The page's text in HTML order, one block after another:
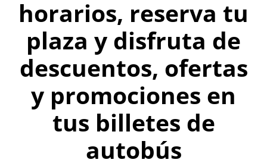
horarios, reserva tu
plaza y disfruta de
descuentos, ofertas
y promociones en
tus billetes de
autobús